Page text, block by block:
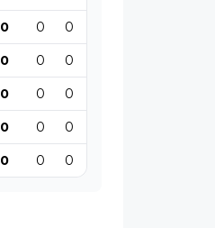
0 0 0
0 0 0
0 0 0
0 0 0
0 0 0